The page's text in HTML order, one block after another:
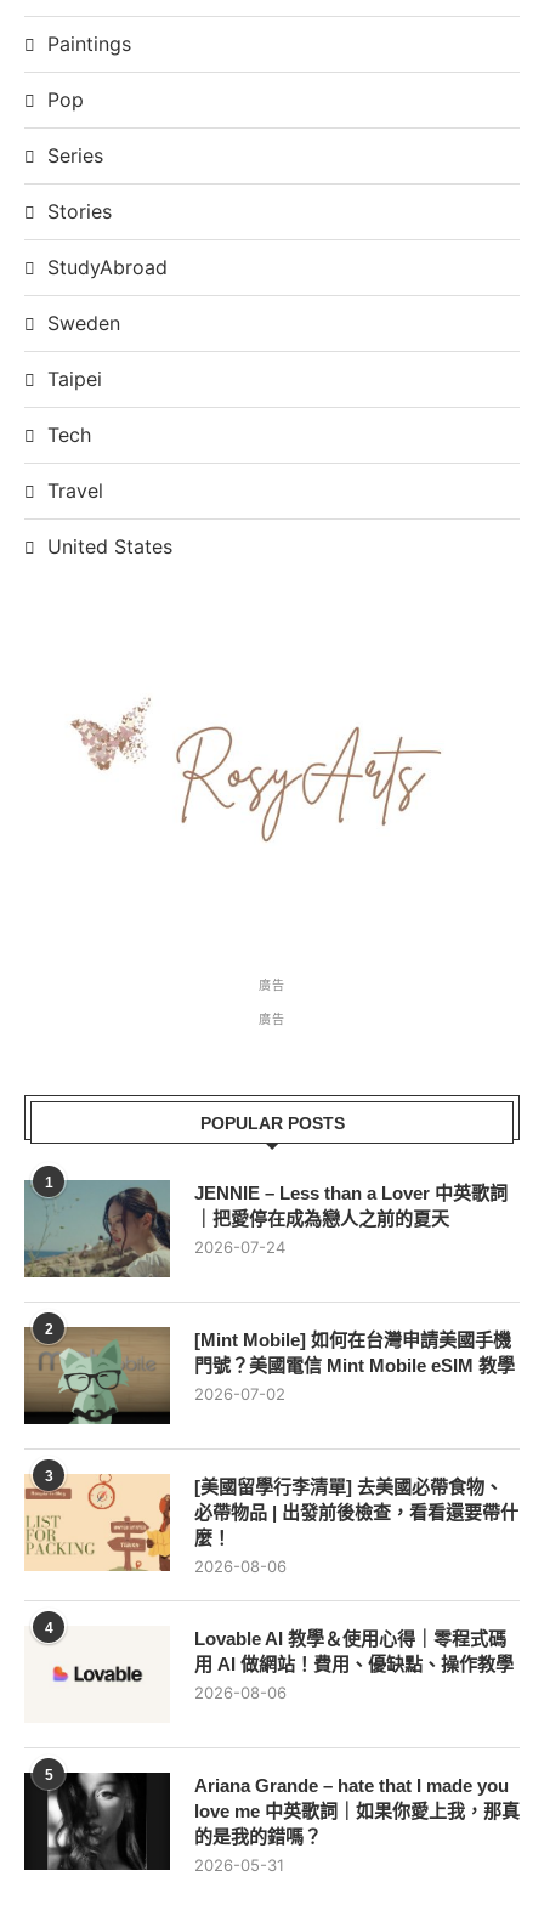
Paintings
Pop
Series
Stories
StudyAbroad
Sweden
Taipei
Tech
Travel
United States
廣告
廣告
POPULAR POSTS
1
JENNIE – Less than a Lover 中英歌詞
｜把愛停在成為戀人之前的夏天
2026-07-24
2
[Mint Mobile] 如何在台灣申請美國手機
門號？美國電信 Mint Mobile eSIM 教學
2026-07-02
3
[美國留學行李清單] 去美國必帶食物、
必帶物品 | 出發前後檢查，看看還要帶什
麼！
2026-08-06
4
Lovable AI 教學＆使用心得｜零程式碼
用 AI 做網站！費用、優缺點、操作教學
2026-08-06
5
Ariana Grande – hate that I made you
love me 中英歌詞｜如果你愛上我，那真
的是我的錯嗎？
2026-05-31